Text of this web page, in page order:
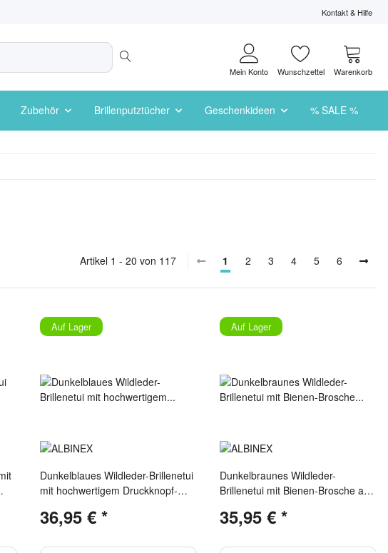
Kontakt & Hilfe
Mein Konto Wunschzettel Warenkorb
Zubehör Brillenputztücher Geschenkideen % SALE %
Artikel 1 - 20 von 117 1 2 3 4 5 6
Auf Lager
Dunkelblaues Wildleder-Brillenetui
mit hochwertigem Druckknopf-
36,95 € *
Auf Lager
Dunkelbraunes Wildleder-
Brillenetui mit Bienen-Brosche aus
35,95 € *